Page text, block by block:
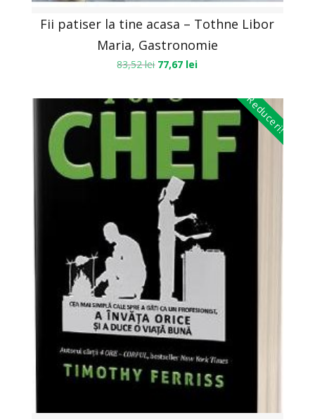
Fii patiser la tine acasa – Tothne Libor
Maria, Gastronomie
83,52lei 77,67 lei
Reduceri!